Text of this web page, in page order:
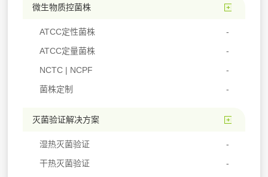
微生物质控菌株
ATCC定性菌株
ATCC定量菌株
NCTC | NCPF
菌株定制
灭菌验证解决方案
湿热灭菌验证
干热灭菌验证